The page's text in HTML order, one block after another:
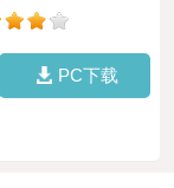
PC下载